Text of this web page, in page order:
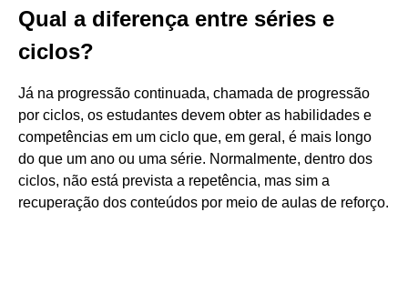
Qual a diferença entre séries e
ciclos?
Já na progressão continuada, chamada de progressão
por ciclos, os estudantes devem obter as habilidades e
competências em um ciclo que, em geral, é mais longo
do que um ano ou uma série. Normalmente, dentro dos
ciclos, não está prevista a repetência, mas sim a
recuperação dos conteúdos por meio de aulas de reforço.